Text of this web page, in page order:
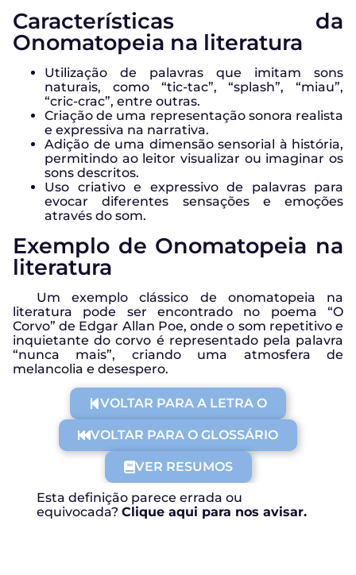
Características da
Onomatopeia na literatura
Utilização de palavras que imitam sons
naturais, como “tic-tac”, “splash”, “miau”,
“cric-crac”, entre outras.
Criação de uma representação sonora realista
e expressiva na narrativa.
Adição de uma dimensão sensorial à história,
permitindo ao leitor visualizar ou imaginar os
sons descritos.
Uso criativo e expressivo de palavras para
evocar diferentes sensações e emoções
através do som.
Exemplo de Onomatopeia na
literatura
Um exemplo clássico de onomatopeia na
literatura pode ser encontrado no poema “O
Corvo” de Edgar Allan Poe, onde o som repetitivo e
inquietante do corvo é representado pela palavra
“nunca mais”, criando uma atmosfera de
melancolia e desespero.
VOLTAR PARA A LETRA O
VOLTAR PARA O GLOSSÁRIO
VER RESUMOS
Esta definição parece errada ou
equivocada? Clique aqui para nos avisar.